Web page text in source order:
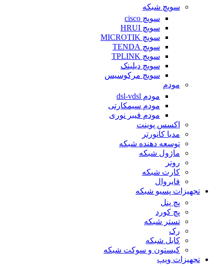
سویچ شبکه
سویچ cisco
سویچ HRUI
سویچ MICROTIK
سویچ TENDA
سویچ TPLINK
سویچ دیلینک
سویچ مرکوسیس
مودم
مودم dsl-vdsl
مودم سیمکارتی
مودم فیبر نوری
اکسس پوینت
مدیا کانورتر
توسعه دهنده شبکه
ماژول شبکه
روتر
کارت شبکه
فایروال
تجهیزات پسیو شبکه
پچ پنل
پچ کورد
تستر شبکه
رک
کابل شبکه
کیستون و سوکت شبکه
تجهیزات ویپ